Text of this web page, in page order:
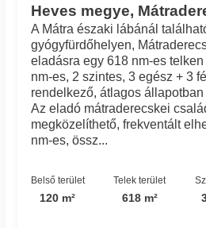
Heves megye,
A Mátra északi lábánál
gyógyfürdőhelyen,
eladásra egy 618 nm-es
nm-es, 2 szintes, 3 egész + 3
rendelkező, átlagos
Az eladó mátraderecskei
megközelíthető, frekventált
nm-es, össz...
Belső terület
120 m²
Telek terület
618 m²